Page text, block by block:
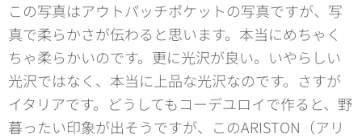
この写真はアウトパッチポケットの写真ですが、写
真で柔らかさが伝わると思います。本当にめちゃく
ちゃ柔らかいのです。更に光沢が良い。いやらしい
光沢ではなく、本当に上品な光沢なのです。さすが
イタリアです。どうしてもコーデユロイで作ると、野
暮ったい印象が出そうですが、このARISTON（アリ